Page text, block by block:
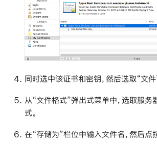
同时选中该证书和密钥，然后选取“文件
从“文件格式”弹出式菜单中，选取服务
式。
在“存储为”栏位中输入文件名，然后点